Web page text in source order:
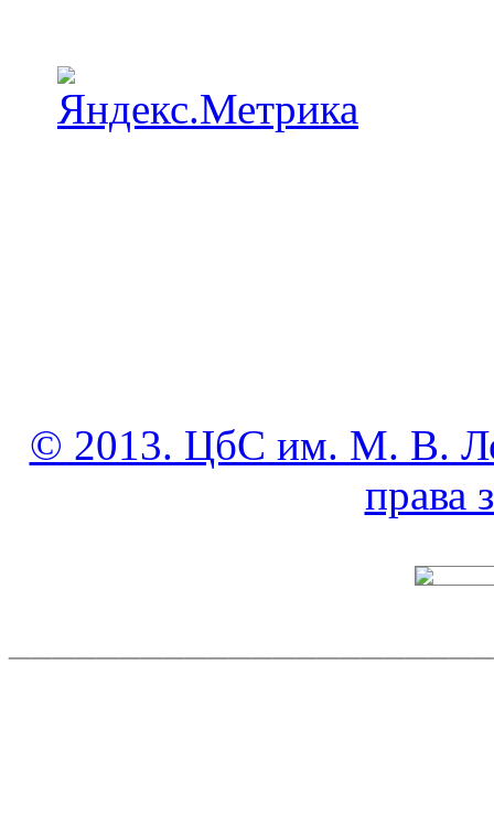
© 2013. ЦбС им. М. В.
права